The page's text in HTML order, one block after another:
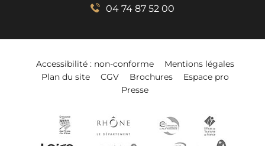
04 74 87 52 00
Accessibilité : non-conforme
Mentions légales
Plan du site
CGV Brochures
Espace pro
Presse